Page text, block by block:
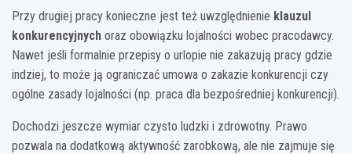
Przy drugiej pracy konieczne jest też uwzględnienie klauzul
konkurencyjnych oraz obowiązku lojalności wobec pracodawcy.
Nawet jeśli formalnie przepisy o urlopie nie zakazują pracy gdzie
indziej, to może ją ograniczać umowa o zakazie konkurencji czy
ogólne zasady lojalności (np. praca dla bezpośredniej konkurencji).
Dochodzi jeszcze wymiar czysto ludzki i zdrowotny. Prawo
pozwala na dodatkową aktywność zarobkową, ale nie zajmuje się